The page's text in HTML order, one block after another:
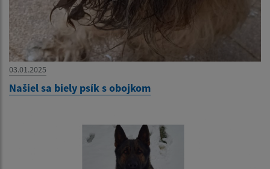
03.01.2025
Našiel sa biely psík s obojkom